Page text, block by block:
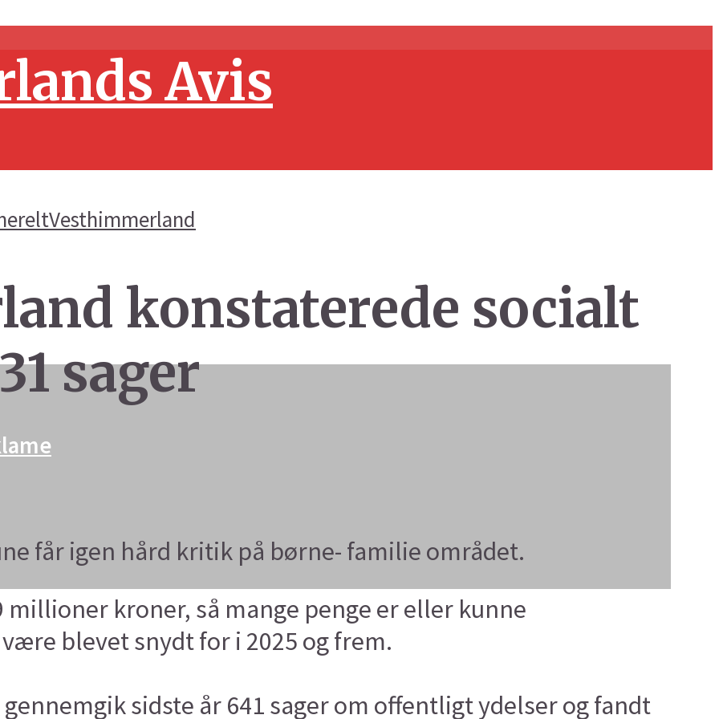
Vesthimmerland
konstaterede socialt
sager
får igen hård kritik på børne- familie området.
millioner kroner, så mange penge er eller kunne
blevet snydt for i 2025 og frem.
sidste år 641 sager om offentligt ydelser og fandt